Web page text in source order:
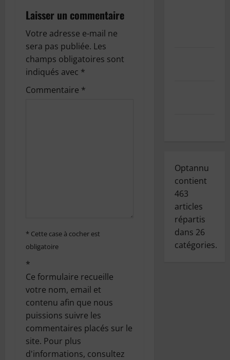
a
t
i
o
n
i
c
l
e
Laisser un commentaire
Votre adresse e-mail ne
sera pas publiée. Les
champs obligatoires sont
indiqués avec *
Commentaire *
* Cette case à cocher est
obligatoire
*
Ce formulaire recueille
votre nom, email et
contenu afin que nous
puissions suivre les
commentaires placés sur le
site. Pour plus
d'informations, consultez
Optannu
contient
463
articles
répartis
dans 26
catégories.